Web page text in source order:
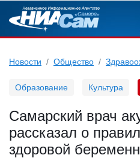
Новости Общество
Образование Культура
Самарский врач
рассказал о
здоровой